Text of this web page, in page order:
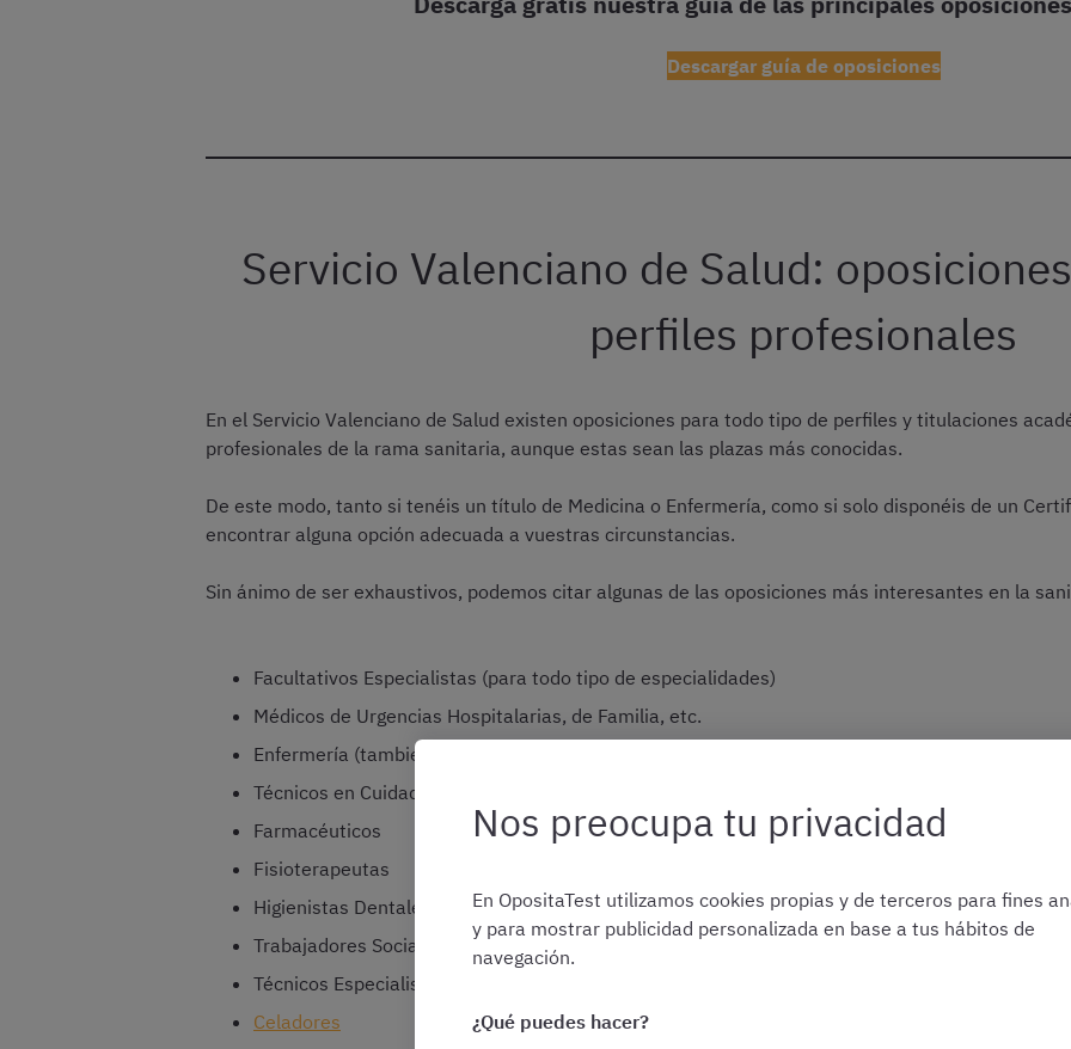
Descargar guía de oposiciones
Servicio Valenciano de Salud:
perfiles profesionales
En el Servicio Valenciano de Salud existen oposiciones para todo tipo de perfiles y titulaciones
profesionales de la rama sanitaria, aunque estas sean las plazas más conocidas.
De este modo, tanto si tenéis un título de Medicina o Enfermería, como si solo disponéis de un
encontrar alguna opción adecuada a vuestras circunstancias.
Sin ánimo de ser exhaustivos, podemos citar algunas de las oposiciones más interesantes en la
Facultativos Especialistas (para todo tipo de especialidades)
Médicos de Urgencias Hospitalarias, de Familia, etc.
Enfermería (también incluyendo especialistas)
Técnicos en Cuidados Auxiliares de Enfermería (TCAE)
Farmacéuticos
Fisioterapeutas
Higienistas Dentales
Trabajadores Sociales
Técnicos Especialistas (laboratorio, medicina nuclear, radiodiagnóstico, radioterapia,
Celadores
Nos preocupa tu privacidad
En OpositaTest utilizamos cookies propias y de terceros para fines
y para mostrar publicidad personalizada en base a tus hábitos de
navegación.
¿Qué puedes hacer?